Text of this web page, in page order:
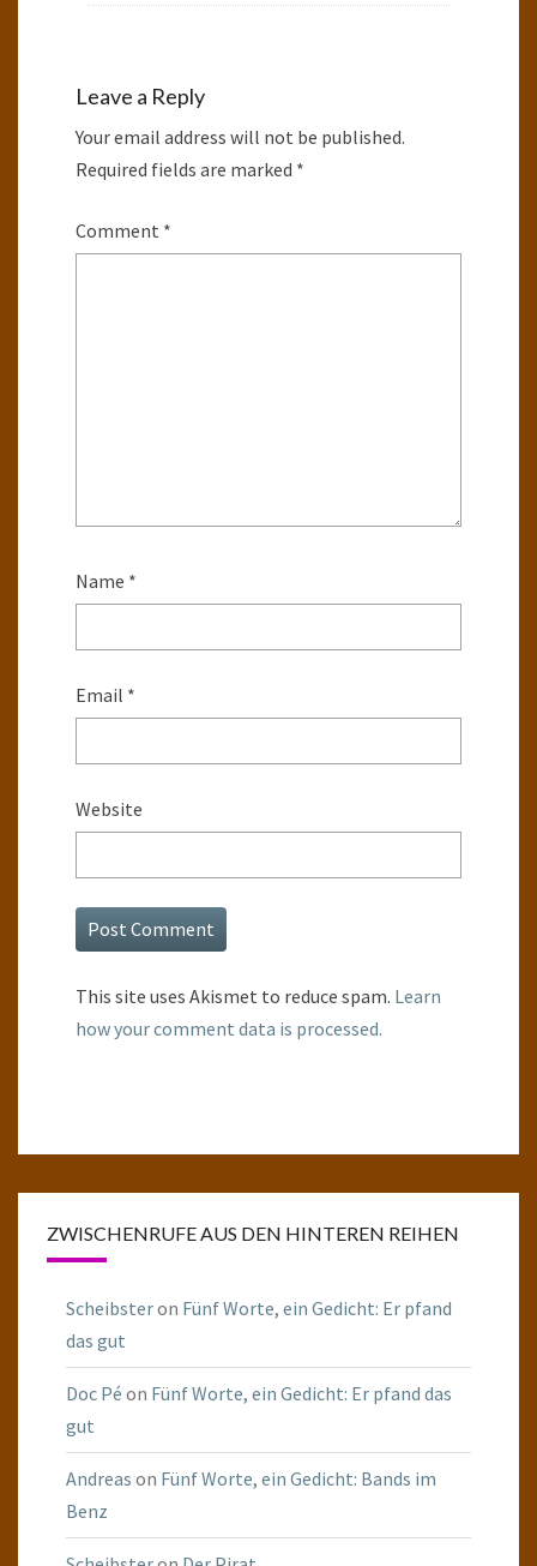
Leave a Reply
Your email address will not be published.
Required fields are marked *
Comment *
Name *
Email *
Website
This site uses Akismet to reduce spam. Learn
how your comment data is processed.
ZWISCHENRUFE AUS DEN HINTEREN REIHEN
Scheibsteron Fünf Worte, ein Gedicht: Er pfand
das gut
Doc Pé on Fünf Worte, ein Gedicht: Er pfand das
gut
Andreas on Fünf Worte, ein Gedicht: Bands im
Benz